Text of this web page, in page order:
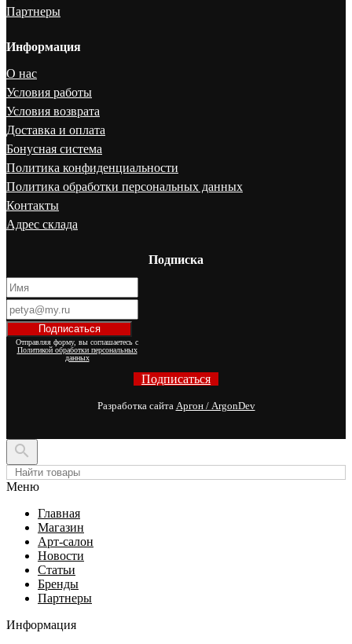
Партнеры
Информация
О нас
Условия работы
Условия возврата
Доставка и оплата
Бонусная система
Политика конфиденциальности
Политика обработки персональных данных
Контакты
Адрес склада
Подписка
Отправляя форму, вы соглашаетесь с
Политикой обработки персональных
данных
Подписаться
Разработка сайта Аргон / ArgonDev

Меню
Главная
Магазин
Арт-салон
Новости
Статьи
Бренды
Партнеры
Информация